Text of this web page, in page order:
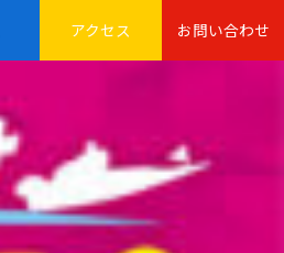
アクセス お問い合わせ